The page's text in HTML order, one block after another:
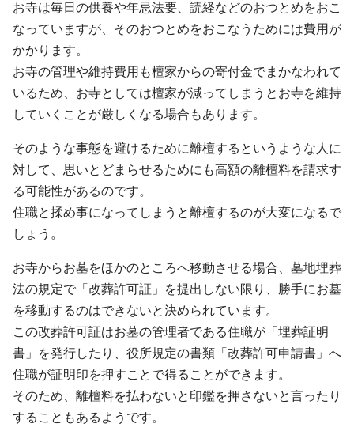
お寺は毎日の供養や年忌法要、読経などのおつとめをおこ
なっていますが、そのおつとめをおこなうためには費用が
かかります。
お寺の管理や維持費用も檀家からの寄付金でまかなわれて
いるため、お寺としては檀家が減ってしまうとお寺を維持
していくことが厳しくなる場合もあります。
そのような事態を避けるために離檀するというような人に
対して、思いとどまらせるためにも高額の離檀料を請求す
る可能性があるのです。
住職と揉め事になってしまうと離檀するのが大変になるで
しょう。
お寺からお墓をほかのところへ移動させる場合、墓地埋葬
法の規定で「改葬許可証」を提出しない限り、勝手にお墓
を移動するのはできないと決められています。
この改葬許可証はお墓の管理者である住職が「埋葬証明
書」を発行したり、役所規定の書類「改葬許可申請書」へ
住職が証明印を押すことで得ることができます。
そのため、離檀料を払わないと印鑑を押さないと言ったり
することもあるようです。